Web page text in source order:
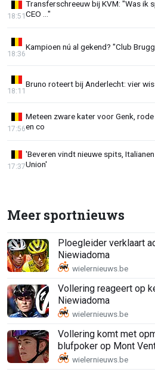
Transferschreeuw bij KVM: "Was ik
CEO ..."
18:51
Kampioen nú al gekend? "Club
18:36
Bruno roteert bij Anderlecht: vier
18:11
Meteen zware kater voor Genk,
en co
17:56
'Beveren vindt nieuwe spits,
Union'
17:37
Meer sportnieuws
Ploegleider verklaart
Niewiadoma
Vollering reageert op
Niewiadoma
Vollering komt met
blufpoker op Mont